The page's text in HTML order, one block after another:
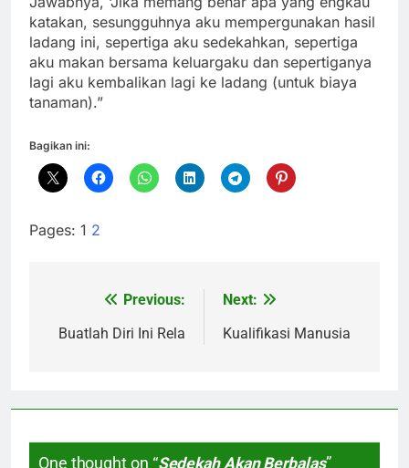
katakan, sesungguhnya aku mempergunakan hasil
ladang ini, sepertiga aku sedekahkan, sepertiga
aku makan bersama keluargaku dan sepertiganya
lagi aku kembalikan lagi ke ladang (untuk biaya
tanaman).”
Bagikan ini:
Pages: 1 2
Navigasi
pos
Previous:
Buatlah Diri Ini Rela
Next:
Kualifikasi Manusia
One thought on “Sedekah Akan Berbalas”